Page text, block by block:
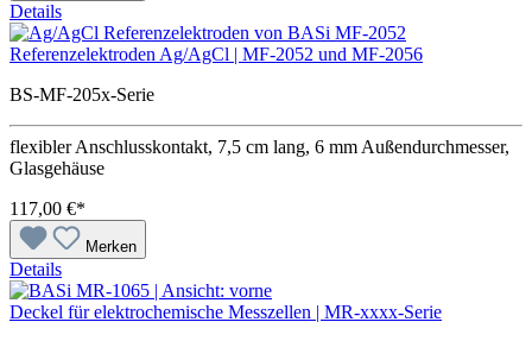
Details
Referenzelektroden Ag/AgCl | MF-2052 und MF-2056
BS-MF-205x-Serie
flexibler Anschlusskontakt, 7,5 cm lang, 6 mm Außendurchmesser,
Glasgehäuse
117,00 €*
Merken
Details
Deckel für elektrochemische Messzellen | MR-xxxx-Serie